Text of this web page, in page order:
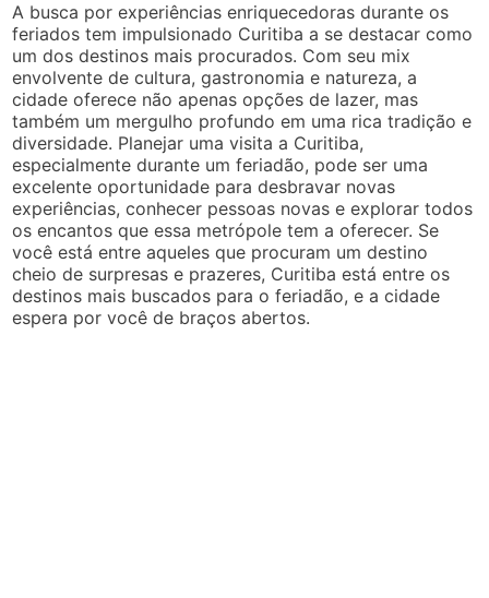
A busca por experiências enriquecedoras durante os
feriados tem impulsionado Curitiba a se destacar como
um dos destinos mais procurados. Com seu mix
envolvente de cultura, gastronomia e natureza, a
cidade oferece não apenas opções de lazer, mas
também um mergulho profundo em uma rica tradição e
diversidade. Planejar uma visita a Curitiba,
especialmente durante um feriadão, pode ser uma
excelente oportunidade para desbravar novas
experiências, conhecer pessoas novas e explorar todos
os encantos que essa metrópole tem a oferecer. Se
você está entre aqueles que procuram um destino
cheio de surpresas e prazeres, Curitiba está entre os
destinos mais buscados para o feriadão, e a cidade
espera por você de braços abertos.